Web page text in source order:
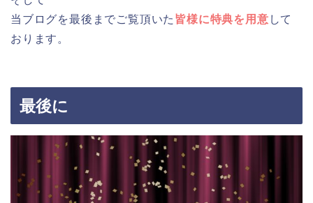
当ブログを最後までご覧頂いた 皆様に特典を用意 して
おります。
最後に